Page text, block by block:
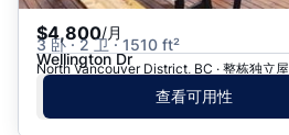
$4,800/月
3 卧 · 2 卫 · 1510 ft²
Wellington Dr
North Vancouver District, BC · 整栋独立屋
查看可用性